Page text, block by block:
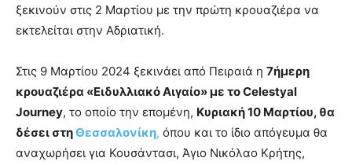
ξεκινούν στις 2 Μαρτίου με την πρώτη κρουαζιέρα να
εκτελείται στην Αδριατική.
Στις 9 Μαρτίου 2024 ξεκινάει από Πειραιά η 7ήμερη
κρουαζιέρα «Ειδυλλιακό Αιγαίο» με το Celestyal
Journey, το οποίο την επομένη, Κυριακή 10 Μαρτίου, θα
δέσει στηΘεσσαλονίκη, όπου και το ίδιο απόγευμα θα
αναχωρήσει για Κουσάντασι, Άγιο Νικόλαο Κρήτης,